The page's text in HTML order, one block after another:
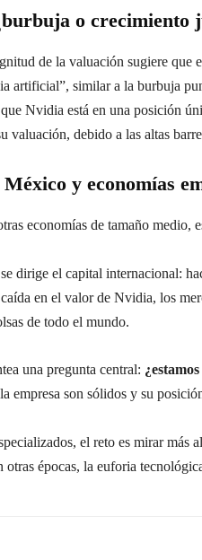
o crecimiento
de la valuación sugiere que
artificial”, similar a la burbuja
Nvidia está en una posición
valuación, debido a las altas
y economías
economías de tamaño medio,
dirige el capital internacional:
en el valor de Nvidia, los
de todo el mundo.
una pregunta central:
empresa son sólidos y su
el reto es mirar
otras épocas, la euforia